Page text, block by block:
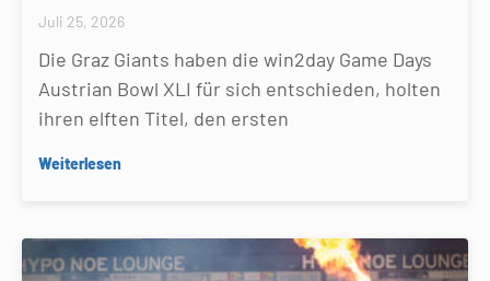
Juli 25, 2026
Die Graz Giants haben die win2day Game Days
Austrian Bowl XLI für sich entschieden, holten
ihren elften Titel, den ersten
Weiterlesen